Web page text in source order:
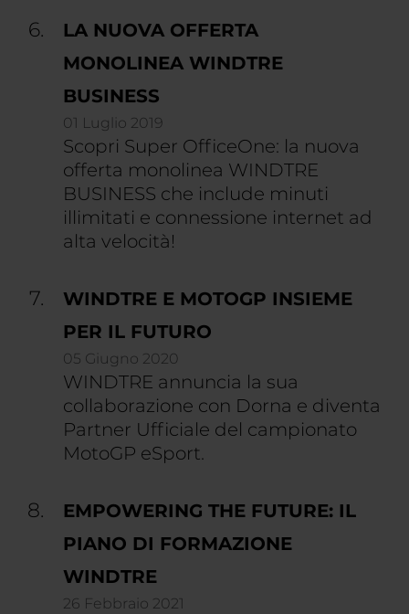
LA NUOVA OFFERTA
MONOLINEA WINDTRE
BUSINESS
01 Luglio 2019
Scopri Super OfficeOne: la nuova
offerta monolinea WINDTRE
BUSINESS che include minuti
illimitati e connessione internet ad
alta velocità!
WINDTRE E MOTOGP INSIEME
PER IL FUTURO
05 Giugno 2020
WINDTRE annuncia la sua
collaborazione con Dorna e diventa
Partner Ufficiale del campionato
MotoGP eSport.
EMPOWERING THE FUTURE: IL
PIANO DI FORMAZIONE
WINDTRE
26 Febbraio 2021